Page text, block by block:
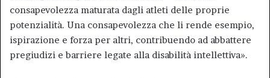
consapevolezza maturata dagli atleti delle proprie
potenzialità. Una consapevolezza che li rende esempio,
ispirazione e forza per altri, contribuendo ad abbattere
pregiudizi e barriere legate alla disabilità intellettiva».